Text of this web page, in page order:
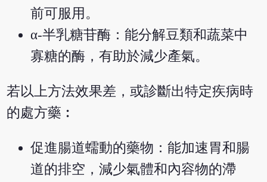
前可服用。
α-半乳糖苷酶：能分解豆類和蔬菜中
寡糖的酶，有助於減少產氣。
若以上方法效果差，或診斷出特定疾病時
的處方藥︰
促進腸道蠕動的藥物：能加速胃和腸
道的排空，減少氣體和內容物的滯